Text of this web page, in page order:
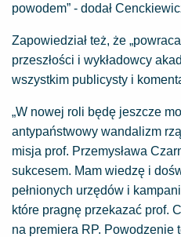
powodem” - dodał
Zapowiedział też, że
przeszłości i wykładowcy
wszystkim publicysty i
„W nowej roli będę jeszcze
antypaństwowy wandalizm
misja prof. Przemysława
sukcesem. Mam wiedzę i
pełnionych urzędów i
które pragnę przekazać prof.
na premiera RP. Powodzenie